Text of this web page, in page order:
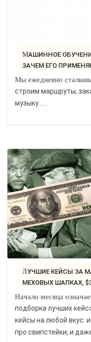
МАШИННОЕ ОБУЧЕНИЕ В ИНТЕРНЕТ-РЕКЛАМЕ: КАК И
ЗАЧЕМ ЕГО
Мы ежедневно
строим маршруты,
музыку......
ЛУЧШИЕ КЕЙСЫ ЗА МАЙ 2020: 10 400 000 РУБЛЕЙ НА
МЕХОВЫХ ШАПКАХ,
Начало месяца
подборка лучших
кейсы на любой вкус:
про свипстейки, и